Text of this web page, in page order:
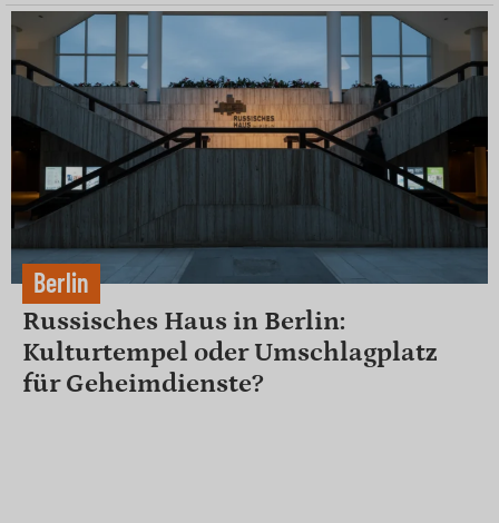
Berlin
Russisches Haus in Berlin:
Kulturtempel oder Umschlagplatz
für Geheimdienste?